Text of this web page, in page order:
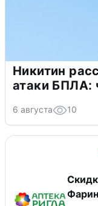
Никитин
атаки БПЛА:
6 августа 10